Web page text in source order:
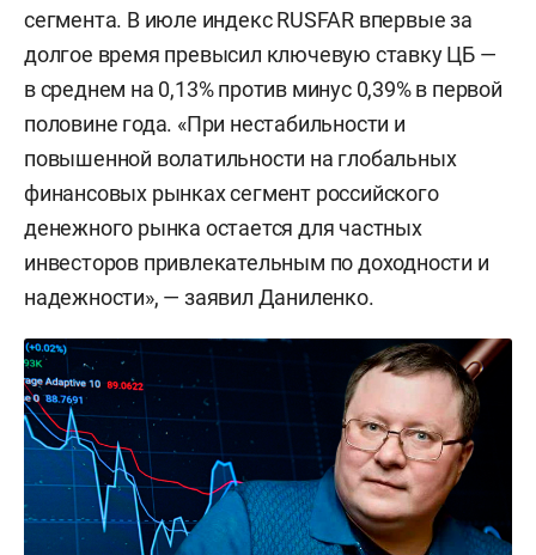
сегмента. В июле индекс RUSFAR впервые за
долгое время превысил ключевую ставку ЦБ —
в среднем на 0,13% против минус 0,39% в первой
половине года. «При нестабильности и
повышенной волатильности на глобальных
финансовых рынках сегмент российского
денежного рынка остается для частных
инвесторов привлекательным по доходности и
надежности», — заявил Даниленко.